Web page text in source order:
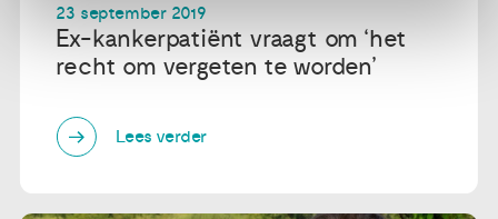
23 september 2019
Ex-kankerpatiënt vraagt om ‘het
recht om vergeten te worden’
Lees verder